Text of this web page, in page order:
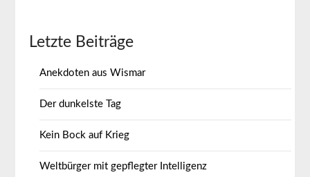
Letzte Beiträge
Anekdoten aus Wismar
Der dunkelste Tag
Kein Bock auf Krieg
Weltbürger mit gepflegter Intelligenz